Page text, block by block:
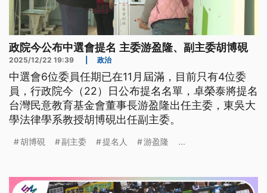
政院今公布中選會提名 主委游盈隆、副主委胡博硯
2025/12/22 19:39 政治
中選會6位委員任期已在11月屆滿，目前只有4位委
員，行政院今（22）日公布提名名單，卓榮泰將提名
台灣民意教育基金會董事長游盈隆出任主委，東吳大
學法律學系教授胡博硯出任副主委。
胡博硯 副主委 提名人 游盈隆 ...